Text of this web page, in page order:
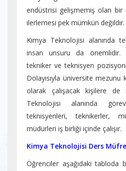
endüstrisi gelişmemiş olan bir
ilerlemesi pek mümkün değildir.
Kimya Teknolojisi alanında
insan unsuru da önemlidir.
tekniker ve teknisyen
Dolayısıyla üniversite
olarak çalışacak kişilere de
Teknolojisi alanında
teknisyenleri, teknikerler,
müdürleri iş birliği içinde çalışır.
Kimya Teknolojisi Ders
Öğrenciler aşağıdaki tabloda